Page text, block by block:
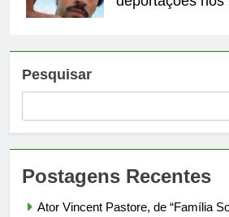
Pesquisar
Postagens Recentes
Ator Vincent Pastore, de “Família